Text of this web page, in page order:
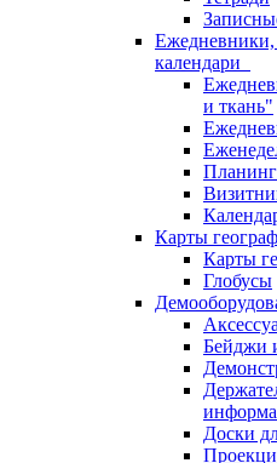
Ежедневники,
календари
и ткань"
Карты
Карты
Глобусы
Бейджи
Доски